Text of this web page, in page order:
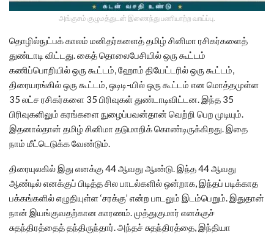
அங்குசம் குழுமத்துடன் இணைந்து பணியாற்ற வாய்ப்பு.
தொழில்நுட்பக் காலம் மனிதர்களைத் தமிழ் சினிமா ரசிகர்களைத்
துண்டாடி விட்டது. கைத் தொலைபேசியில் ஒரு கூட்டம்
கணிப்பொறியில் ஒரு கூட்டம், ஹோம் தியேட்டரில் ஒரு கூட்டம்,
திரையரங்கில் ஒரு கூட்டம், ஒடிடி-யில் ஒரு கூட்டம் என மொத்தமுள்ள
35 லட்ச ரசிகர்களை 35 பிரிவுகள் துண்டாடிவிட்டன. இந்த 35
பிரிவுகளிலும் கரங்களை நுழைப்பவன்தான் வெற்றி பெற முடியும்.
இதனால்தான் தமிழ் சினிமா தடுமாறிக் கொண்டிருக்கிறது. இதை
நாம் மீட்டெடுக்க வேண்டும்.
திரையுலகில் இது எனக்கு 44 ஆவது ஆண்டு. இந்த 44 ஆவது
ஆண்டில் எனக்குப் பிடித்த சில பாடல்களில் ஒன்றாக, இந்தப் படிக்காத
பக்கங்களில் எழுதியுள்ள ‘சரக்கு’ என்ற பாடலும் இடம்பெறும். இதுதான்
நான் இயங்குவதற்கான காரணம். முத்துகுமார் எனக்குச்
சுதந்திரத்தைத் தந்திருந்தார். அந்தச் சுதந்திரத்தை, இந்தியா